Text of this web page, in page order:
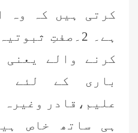
کرتی
ہیں کہ وہ
ہے۔ 2۔صفتِ
کرنے والے
باری کے لئے
علیم،قادر